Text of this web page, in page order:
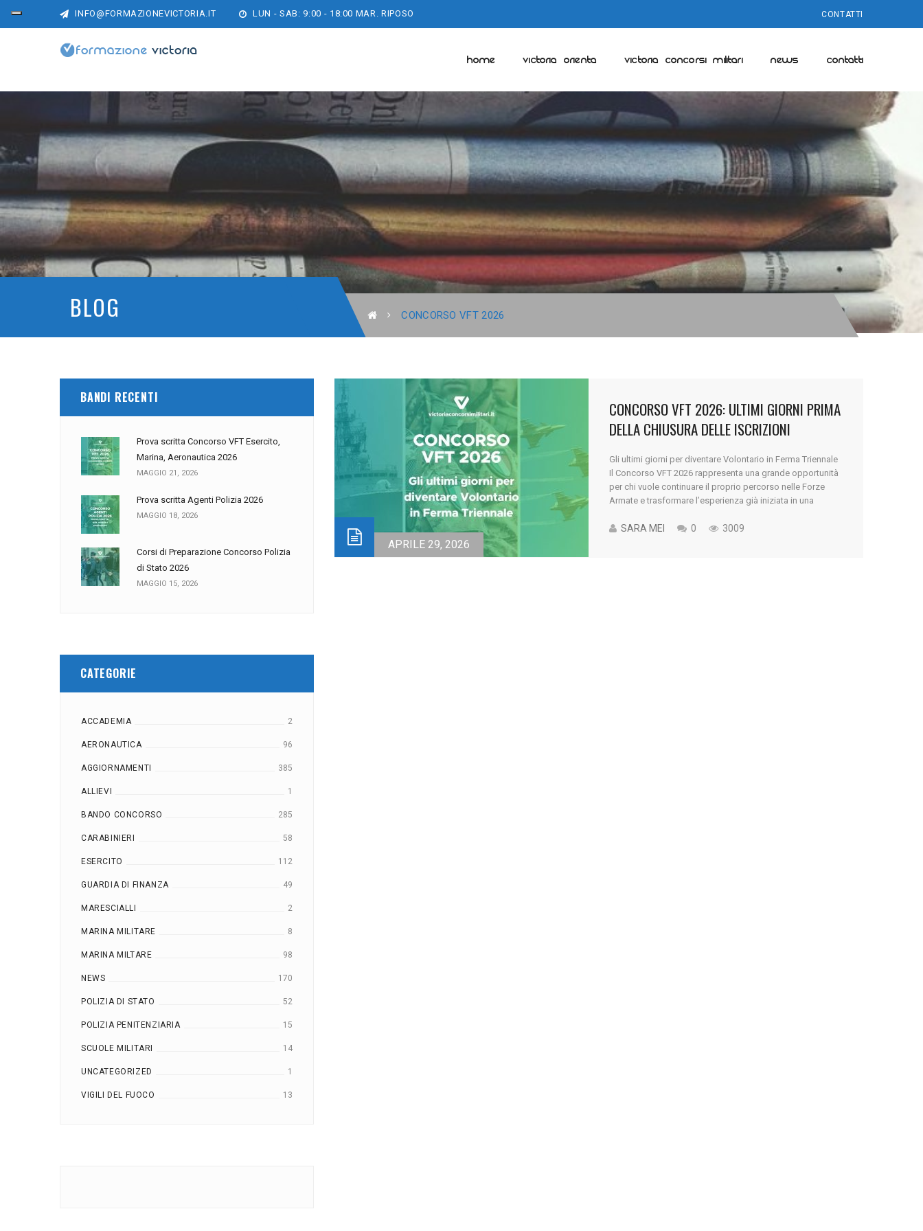
INFO@FORMAZIONEVICTORIA.IT LUN - SAB: 9:00 - 18:00 MAR. RIPOSO CONTATTI
HOME VICTORIA ORIENTA VICTORIA CONCORSI MILITARI NEWS CONTATTI
BLOG CONCORSO VFT 2026
BANDI RECENTI
Prova scritta Concorso VFT Esercito,
Marina, Aeronautica 2026
MAGGIO 21, 2026
Prova scritta Agenti Polizia 2026
MAGGIO 18, 2026
Corsi di Preparazione Concorso Polizia
di Stato 2026
MAGGIO 15, 2026
CATEGORIE
ACCADEMIA 2
AERONAUTICA 96
AGGIORNAMENTI 385
ALLIEVI 1
BANDO CONCORSO 285
CARABINIERI 58
ESERCITO 112
GUARDIA DI FINANZA 49
MARESCIALLI 2
MARINA MILITARE 8
MARINA MILTARE 98
NEWS 170
POLIZIA DI STATO 52
POLIZIA PENITENZIARIA 15
SCUOLE MILITARI 14
UNCATEGORIZED 1
VIGILI DEL FUOCO 13
APRILE 29, 2026
CONCORSO VFT 2026: ULTIMI GIORNI PRIMA
DELLA CHIUSURA DELLE ISCRIZIONI
Gli ultimi giorni per diventare Volontario in Ferma Triennale
Il Concorso VFT 2026 rappresenta una grande opportunità
per chi vuole continuare il proprio percorso nelle Forze
Armate e trasformare l’esperienza già iniziata in una
reclutamento di 3.382 Volontari in Ferma Prefissata
SARA MEI 0 3009